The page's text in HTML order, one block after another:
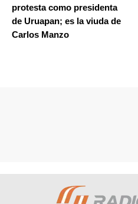
protesta como presidenta
de Uruapan; es la viuda de
Carlos Manzo